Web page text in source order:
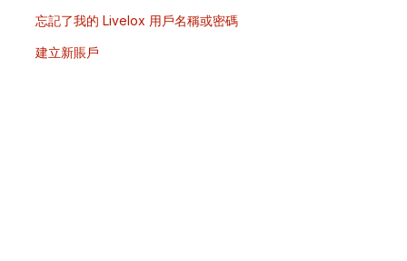
忘記了我的 Livelox 用戶名稱或密碼
建立新賬戶